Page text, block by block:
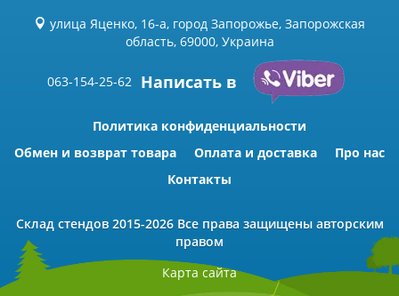
улица Яценко, 16-а, город Запорожье, Запорожская
область, 69000, Украина
063-154-25-62 Написать в
Политика конфиденциальности
Обмен и возврат товара
Оплата и доставка
Про нас
Контакты
Склад стендов2015-2026 Всe права защищены авторским
правом
Карта сайта